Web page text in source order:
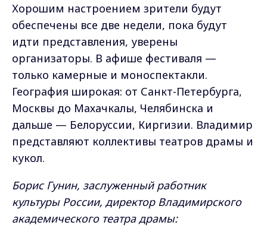
Хорошим настроением зрители будут
обеспечены все две недели, пока будут
идти представления, уверены
организаторы. В афише фестиваля —
только камерные и моноспектакли.
География широкая: от Санкт-Петербурга,
Москвы до Махачкалы, Челябинска и
дальше — Белоруссии, Киргизии. Владимир
представляют коллективы театров драмы и
кукол.
Борис Гунин, заслуженный работник
культуры России, директор Владимирского
академического театра драмы: